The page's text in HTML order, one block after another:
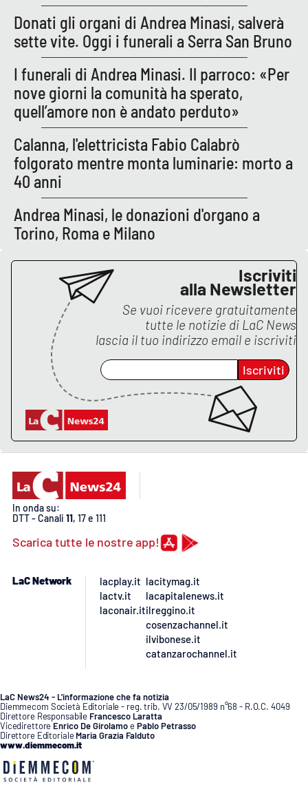
Donati gli organi di Andrea Minasi, salverà
sette vite. Oggi i funerali a Serra San Bruno
I funerali di Andrea Minasi. Il parroco: «Per
nove giorni la comunità ha sperato,
quell’amore non è andato perduto»
Calanna, l'elettricista Fabio Calabrò
folgorato mentre monta luminarie: morto a
40 anni
Andrea Minasi, le donazioni d'organo a
Torino, Roma e Milano
Iscriviti
alla Newsletter
Se vuoi ricevere gratuitamente
tutte le notizie di LaC News
lascia il tuo indirizzo email e iscriviti
Iscriviti
In onda su:
DTT - Canali 11, 17 e 111
Scarica tutte le nostre app!
LaC Network
lacplay.it
lactv.it
laconair.it
lacitymag.it
lacapitalenews.it
ilreggino.it
cosenzachannel.it
ilvibonese.it
catanzarochannel.it
LaC News24 - L’informazione che fa notizia
Diemmecom Società Editoriale - reg. trib. VV 23/05/1989 n°68 - R.O.C. 4049
Direttore Responsabile Francesco Laratta
Vicedirettore Enrico De GirolamoePablo Petrasso
Direttore Editoriale Maria Grazia Falduto
www.diemmecom.it